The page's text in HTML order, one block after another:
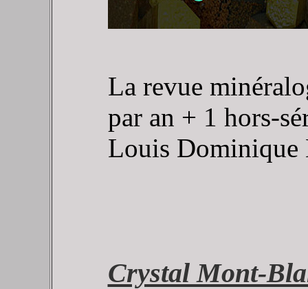
La revue
par an + 1 hors-
Louis Dominique
Crystal Mont-